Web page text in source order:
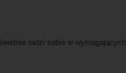
radzi sobie w wymagających